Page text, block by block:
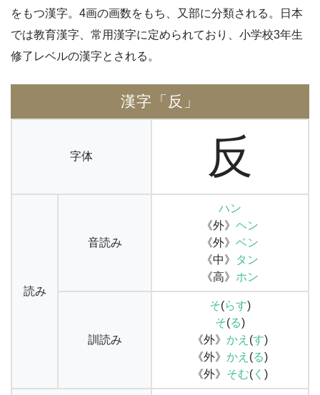
をもつ漢字。4画の画数をもち、又部に分類される。日本
では教育漢字、常用漢字に定められており、小学校3年生
修了レベルの漢字とされる。
漢字「反」
字体 反
読み
音読み
ハン
《外》 ヘン
《外》 ベン
《中》
タン
《高》 ホン
訓読み
そ(らす)
そ(る)
《外》 かえ (す)
《外》 かえ (る)
《外》 そむ( く )